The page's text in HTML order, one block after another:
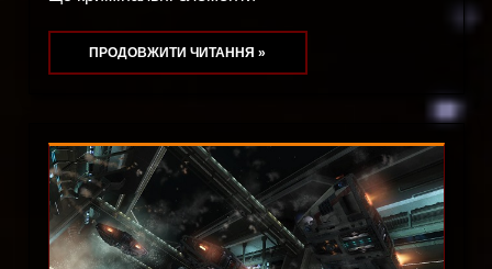
ПРОДОВЖИТИ ЧИТАННЯ »